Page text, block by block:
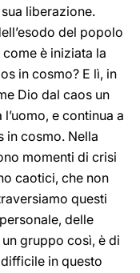
liberazione.
del popolo
è iniziata la
in cosmo? E lì, in
Dio dal caos un
e continua a
in cosmo. Nella
momenti di crisi
caotici, che non
questi
delle
gruppo così, è di
in questo